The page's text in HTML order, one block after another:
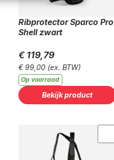
Ribprotector Sparco Pro
Shell zwart
€ 119,79
€ 99,00 (ex. BTW)
Op voorraad
Bekijk product